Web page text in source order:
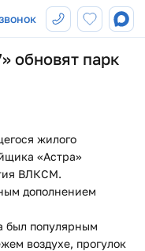
обновят парк
жилого
«Астра»
ВЛКСМ.
дополнением
был популярным
воздухе, прогулок